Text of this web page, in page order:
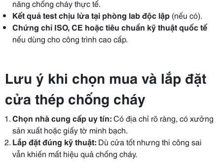
năng chống cháy thực tế.
Kết quả test chịu lửa tại phòng lab độc lập (nếu có).
Chứng chỉ ISO, CE hoặc tiêu chuẩn kỹ thuật quốc tế
nếu dùng cho công trình cao cấp.
Lưu ý khi chọn mua và lắp đặt
cửa thép chống cháy
Chọn nhà cung cấp uy tín:Có địa chỉ rõ ràng, có xưởng
sản xuất hoặc giấy tờ minh bạch.
Lắp đặt đúng kỹ thuật: Dù cửa tốt nhưng thi công sai
vẫn khiến mất hiệu quả chống cháy.